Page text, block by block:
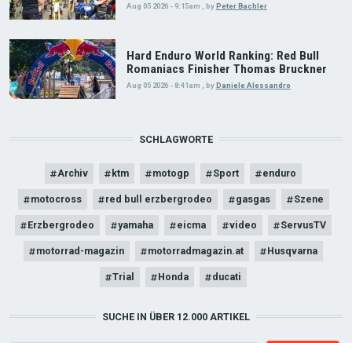
Aug 05 2026 - 9:15am , byPeter Bachler
Hard Enduro World Ranking: Red Bull
Romaniacs Finisher Thomas Bruckner
Aug 05 2026 - 8:41am byDaniele Alessandro
SCHLAGWORTE
Archiv ktm motogp Sport enduro
motocross red bull erzbergrodeo gasgas Szene
Erzbergrodeo yamaha eicma video ServusTV
motorrad-magazin motorradmagazin.at Husqvarna
Trial Honda ducati
SUCHE IN ÜBER 12.000 ARTIKEL